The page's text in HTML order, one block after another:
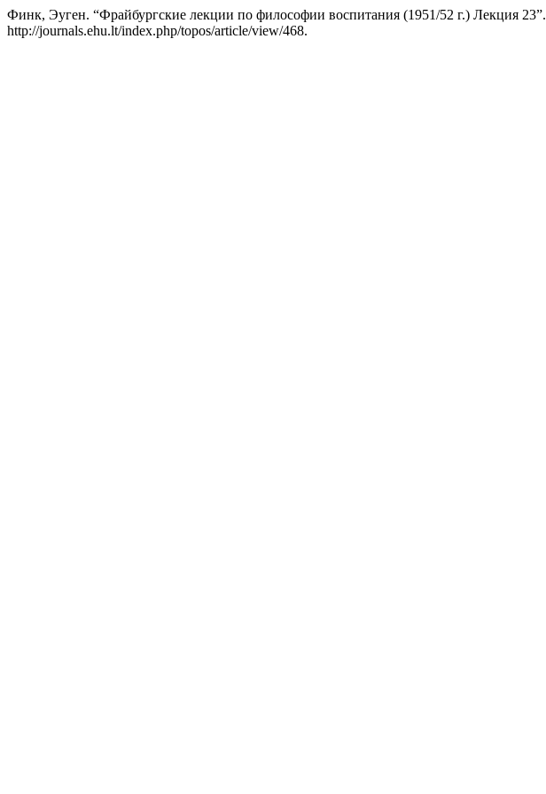
Финк, Эуген. “Фрайбургские лекции по философии воспитания (1951/52 г.) Лекция 23”.
http://journals.ehu.lt/index.php/topos/article/view/468.